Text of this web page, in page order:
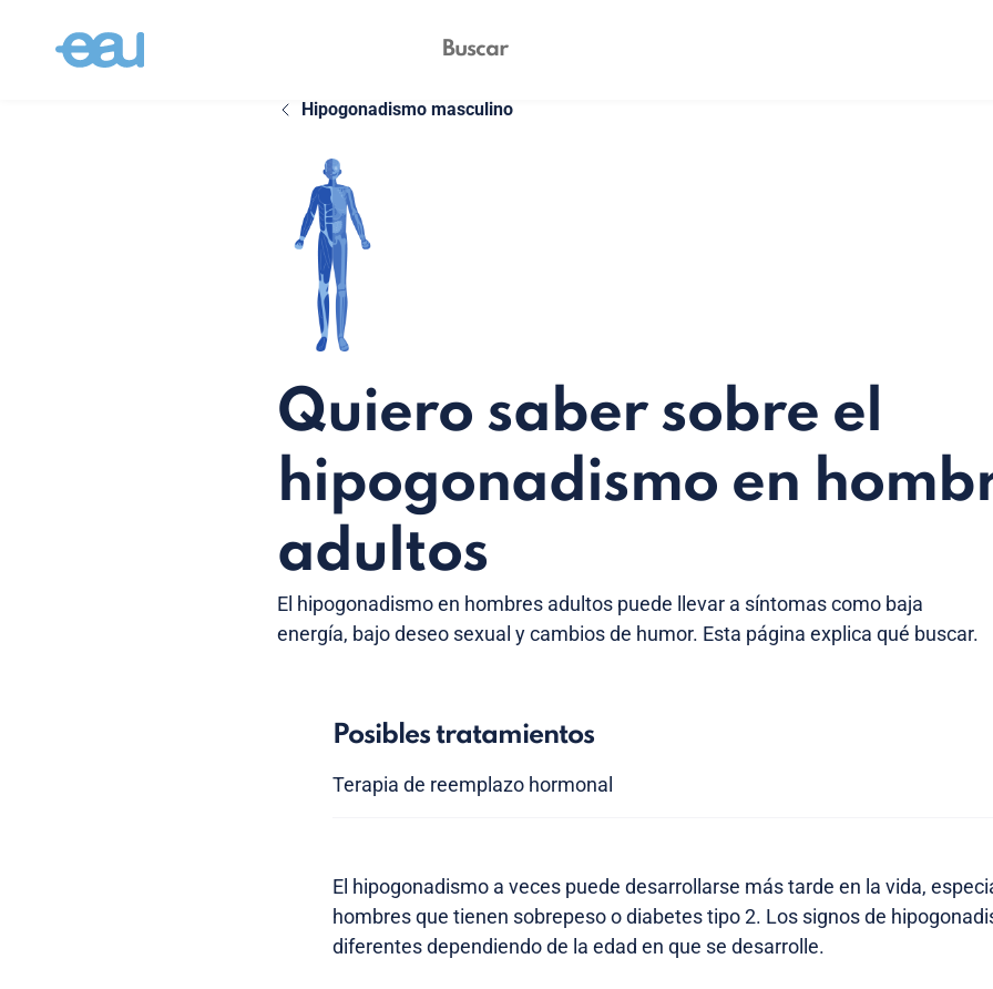
Hipogonadismo masculino
Quiero saber sobre el
hipogonadismo en
adultos
El hipogonadismo en hombres adultos puede llevar a síntomas como baja
energía, bajo deseo sexual y cambios de humor. Esta página explica qué buscar.
Posibles tratamientos
Terapia de reemplazo hormonal
El hipogonadismo a veces puede desarrollarse más tarde en la vida,
hombres que tienen sobrepeso o diabetes tipo 2. Los signos de
diferentes dependiendo de la edad en que se desarrolle.